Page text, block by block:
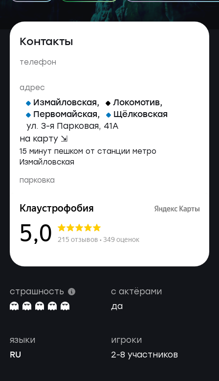
Контакты
телефон
адрес
Измайловская, Локомотив,
Первомайская, Щёлковская
ул. 3-я Парковая, 41A
на карту ⇲
15 минут пешком от станции метро
Измайловская
парковка
страшность
с актёрами
да
игроки
2-8 участников
языки
RU